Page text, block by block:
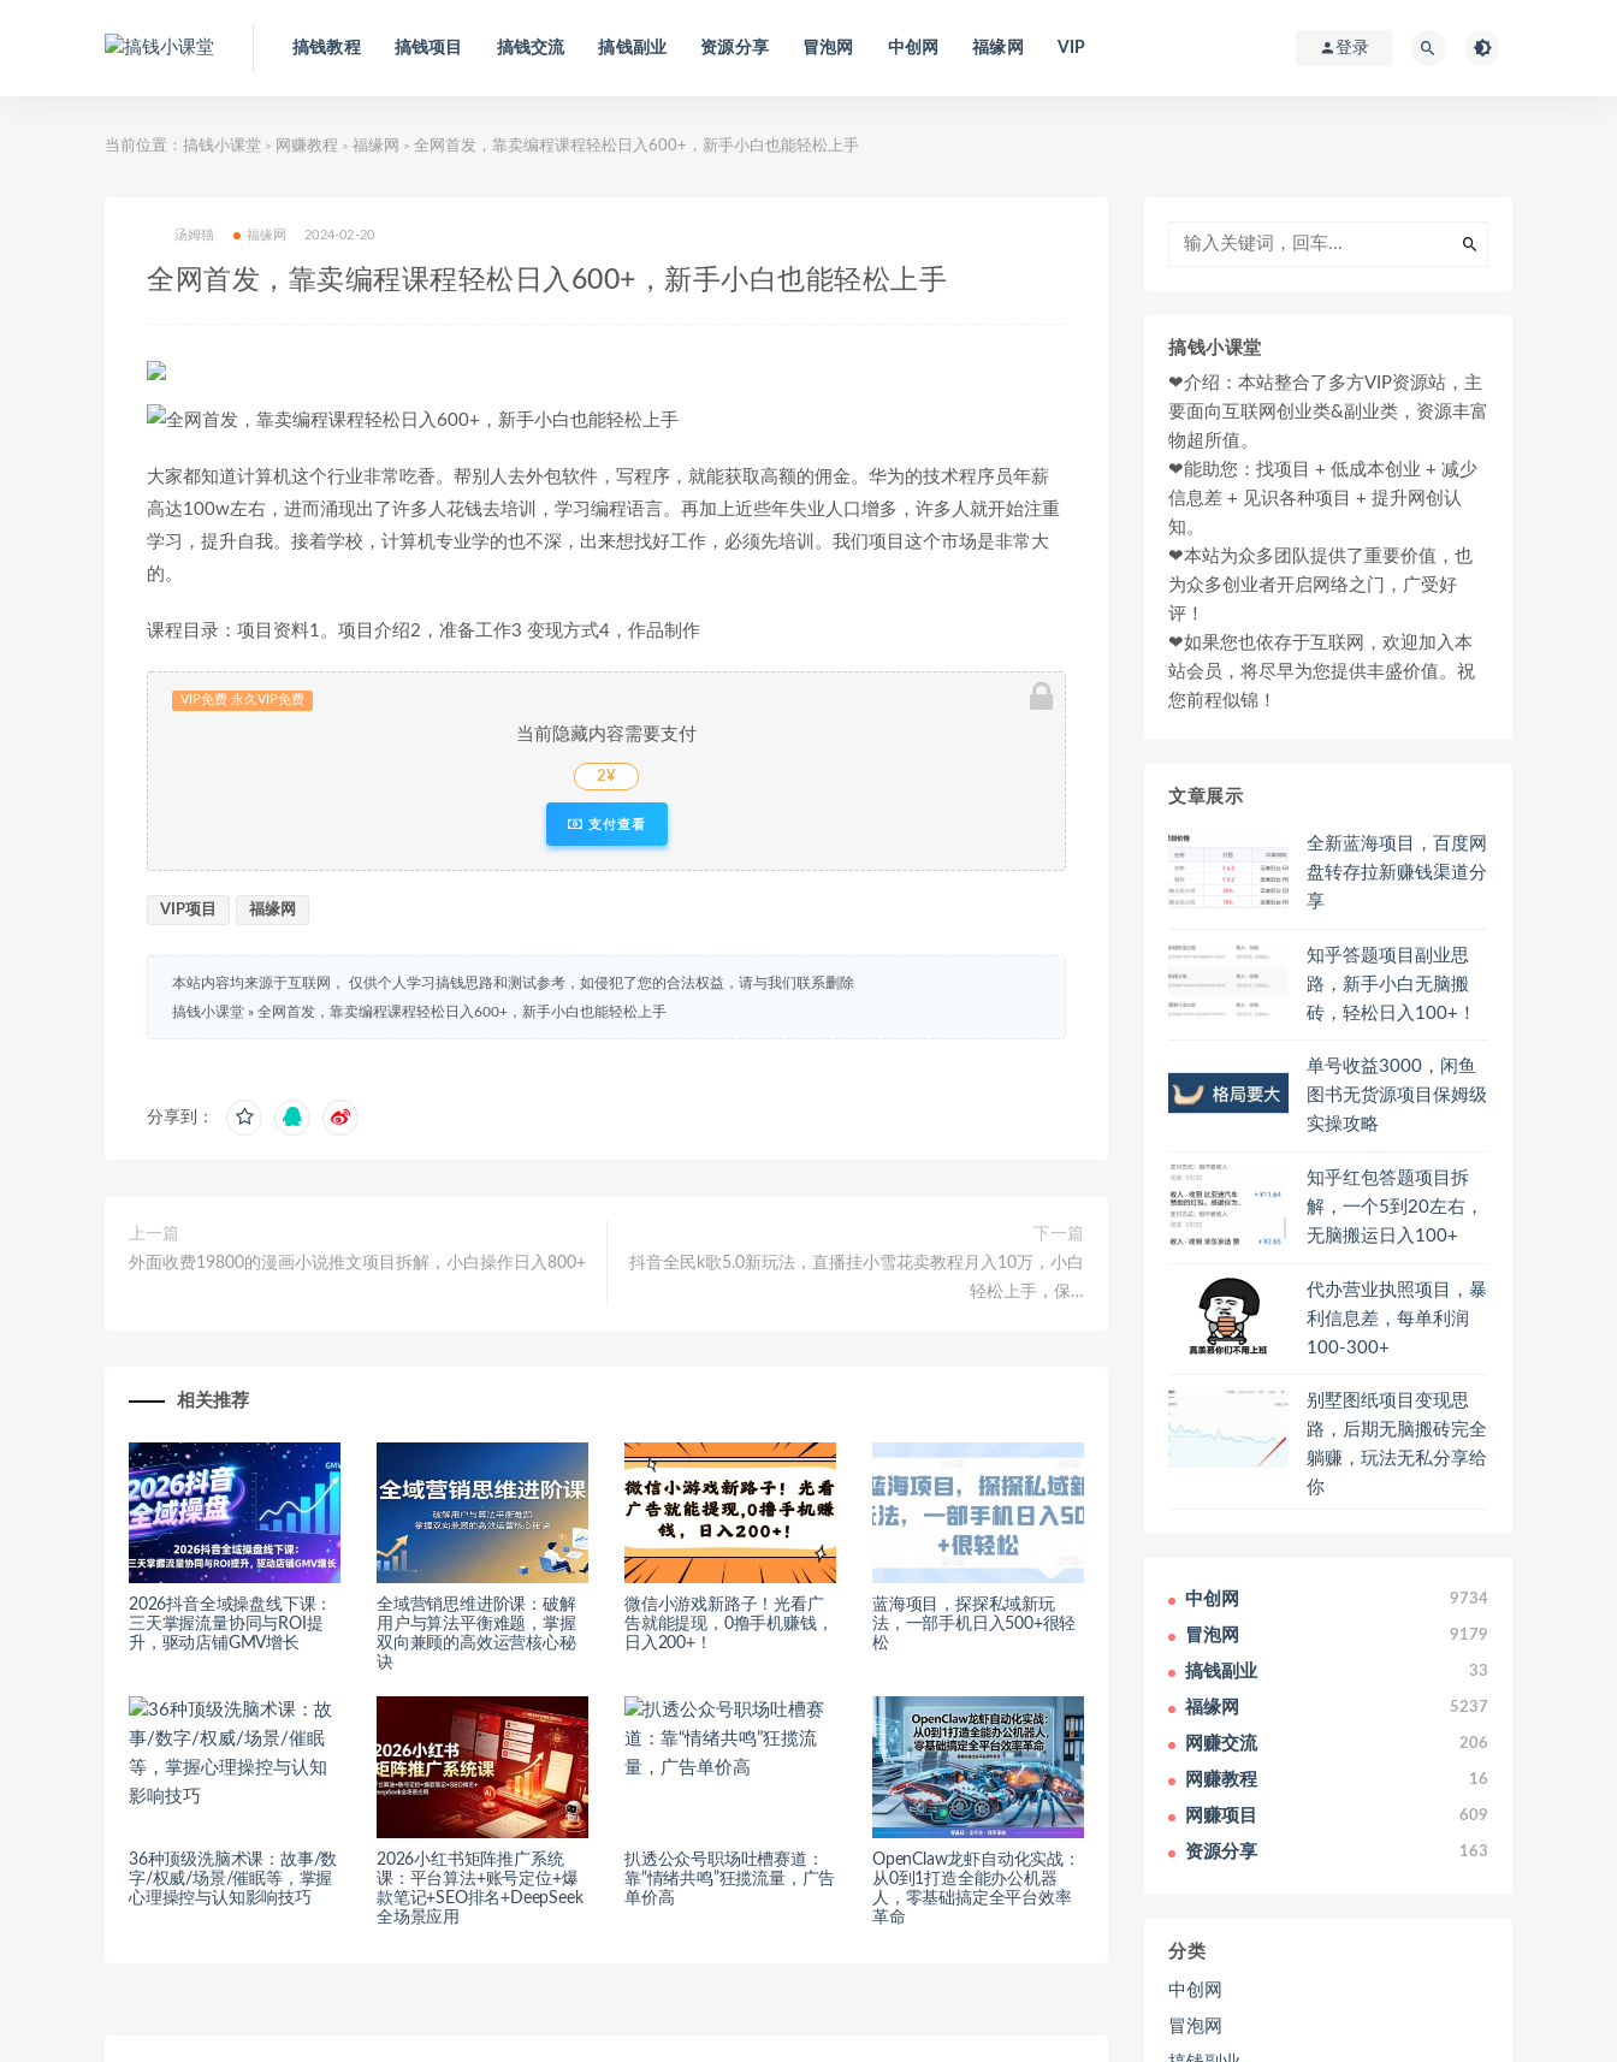
搞钱教程 搞钱项目 搞钱交流 搞钱副业 资源分享 冒泡网 中创网 福缘网 VIP 登录
当前位置： 搞钱小课堂 > 网赚教程 > 福缘网 > 全网首发，靠卖编程课程轻松日入600+，新手小白也能轻松上手
汤姆猫 福缘网 2024-02-20
全网首发，靠卖编程课程轻松日入600+，新手小白也能轻松上手
大家都知道计算机这个行业非常吃香。帮别人去外包软件，写程序，就能获取高额的佣金。华为的技术程序员年薪
高达100w左右，进而涌现出了许多人花钱去培训，学习编程语言。再加上近些年失业人口增多，许多人就开始注重
学习，提升自我。接着学校，计算机专业学的也不深，出来想找好工作，必须先培训。我们项目这个市场是非常大
的。
课程目录：项目资料1。项目介绍2，准备工作3 变现方式4，作品制作
VIP免费 永久VIP免费
当前隐藏内容需要支付
2¥
支付查看
VIP项目 福缘网
本站内容均来源于互联网， 仅供个人学习搞钱思路和测试参考，如侵犯了您的合法权益，请与我们联系删除
搞钱小课堂 » 全网首发，靠卖编程课程轻松日入600+，新手小白也能轻松上手
分享到：
上一篇
外面收费19800的漫画小说推文项目拆解，小白操作日入800+
下一篇
抖音全民k歌5.0新玩法，直播挂小雪花卖教程月入10万，小白
轻松上手，保…
相关推荐
2026抖音全域操盘线下课：
三天掌握流量协同与ROI提
升，驱动店铺GMV增长
全域营销思维进阶课：破解
用户与算法平衡难题，掌握
双向兼顾的高效运营核心秘
诀
微信小游戏新路子！光看广
告就能提现，0撸手机赚钱，
日入200+！
蓝海项目，探探私域新玩
法，一部手机日入500+很轻
松
36种顶级洗脑术课：故事/数
字/权威/场景/催眠等，掌握
心理操控与认知影响技巧
2026小红书矩阵推广系统
课：平台算法+账号定位+爆
款笔记+SEO排名+DeepSeek
全场景应用
扒透公众号职场吐槽赛道：
靠“情绪共鸣”狂揽流量，广告
单价高
OpenClaw龙虾自动化实战：
从0到1打造全能办公机器
人，零基础搞定全平台效率
革命
搞钱小课堂
❤介绍：本站整合了多方VIP资源站，主
要面向互联网创业类&副业类，资源丰富
物超所值。
❤能助您：找项目 + 低成本创业 + 减少
信息差 + 见识各种项目 + 提升网创认
知。
❤本站为众多团队提供了重要价值，也
为众多创业者开启网络之门，广受好
评！
❤如果您也依存于互联网，欢迎加入本
站会员，将尽早为您提供丰盛价值。祝
您前程似锦！
文章展示
全新蓝海项目，百度网
盘转存拉新赚钱渠道分
享
知乎答题项目副业思
路，新手小白无脑搬
砖，轻松日入100+！
单号收益3000，闲鱼
图书无货源项目保姆级
实操攻略
知乎红包答题项目拆
解，一个5到20左右，
无脑搬运日入100+
代办营业执照项目，暴
利信息差，每单利润
100-300+
别墅图纸项目变现思
路，后期无脑搬砖完全
躺赚，玩法无私分享给
你
中创网 9734
冒泡网 9179
搞钱副业 33
福缘网 5237
网赚交流 206
网赚教程 16
网赚项目 609
资源分享 163
分类
中创网
冒泡网